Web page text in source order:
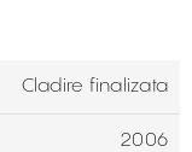
Cladire finalizata
2006